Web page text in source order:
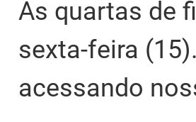
As quartas de
sexta-feira
acessando